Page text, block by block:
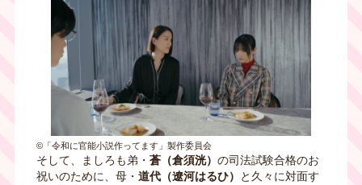
©「令和に官能小説作ってます」製作委員会
そして、ましろも弟・ 蒼（倉須洸） の司法試験合格のお
祝いのために、母・ 道代（遼河はるひ）
と久々に対面す